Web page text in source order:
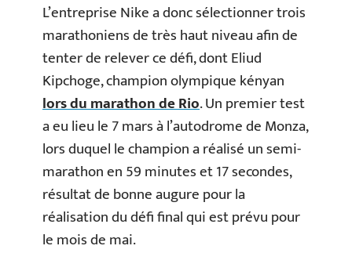
L’entreprise Nike a donc sélectionner trois
marathoniens de très haut niveau afin de
tenter de relever ce défi, dont Eliud
Kipchoge, champion olympique kényan
lors du marathon de Rio. Un premier test
a eu lieu le 7 mars à l’autodrome de Monza,
lors duquel le champion a réalisé un semi-
marathon en 59 minutes et 17 secondes,
résultat de bonne augure pour la
réalisation du défi final qui est prévu pour
le mois de mai.